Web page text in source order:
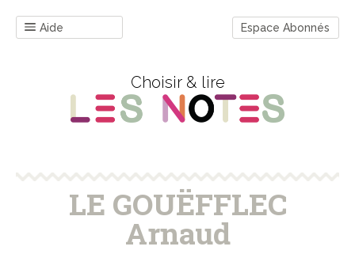
Aide Espace Abonnés
Choisir & lire
LE GOUËFFLEC
Arnaud